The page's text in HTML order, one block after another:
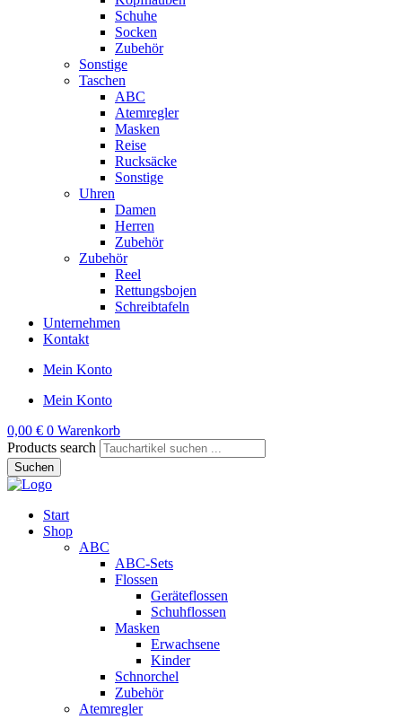
Schuhe
Socken
Zubehör
Sonstige
Taschen
ABC
Atemregler
Masken
Reise
Rucksäcke
Sonstige
Uhren
Damen
Herren
Zubehör
Zubehör
Reel
Rettungsbojen
Schreibtafeln
Unternehmen
Kontakt
Mein Konto
Mein Konto
0,00 € 0 Warenkorb
Products search
Suchen
Start
Shop
ABC
ABC-Sets
Flossen
Geräteflossen
Schuhflossen
Masken
Erwachsene
Kinder
Schnorchel
Zubehör
Atemregler